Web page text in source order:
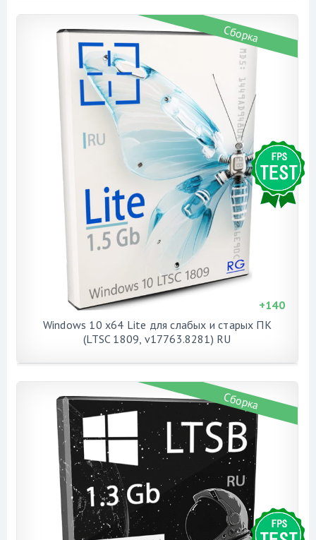
Сборка
Windows 10 x64 Lite для слабых и старых ПК
(LTSC 1809, v17763.8281) RU
+140
Сборка